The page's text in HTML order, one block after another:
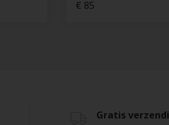
€ 85
Gratis